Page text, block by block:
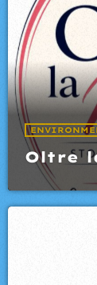
Oltre